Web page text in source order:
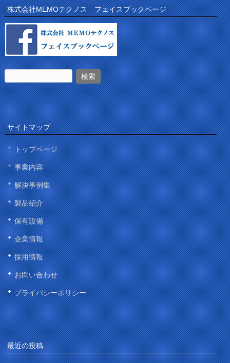
株式会社MEMOテクノス フェイスブックページ
サイトマップ
トップページ
事業内容
解決事例集
製品紹介
保有設備
企業情報
採用情報
お問い合わせ
プライバシーポリシー
最近の投稿